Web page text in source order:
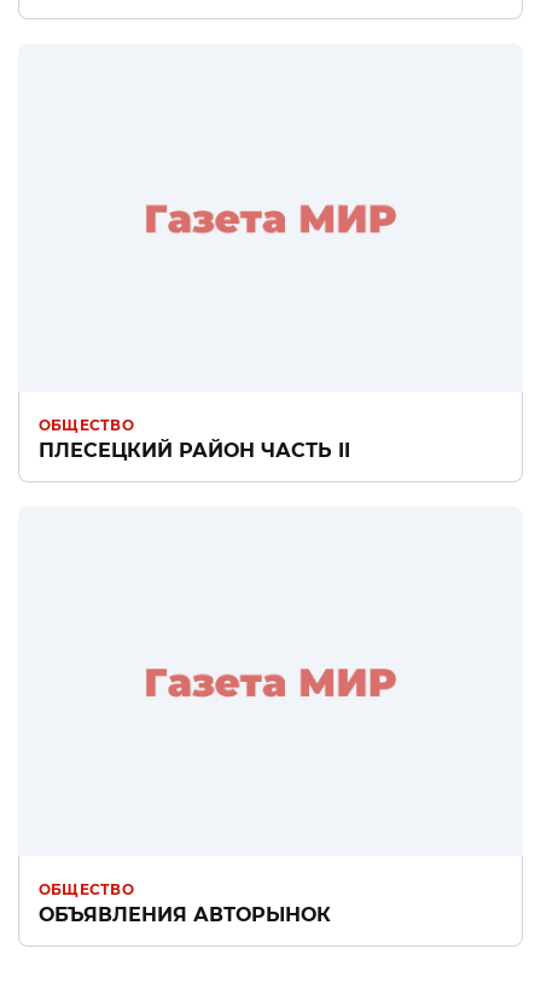
ОБЩЕСТВО
ПЛЕСЕЦКИЙ РАЙОН ЧАСТЬ II
ОБЩЕСТВО
ОБЪЯВЛЕНИЯ АВТОРЫНОК